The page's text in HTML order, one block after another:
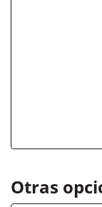
Otras